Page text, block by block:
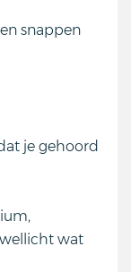
snappen
je gehoord
wat